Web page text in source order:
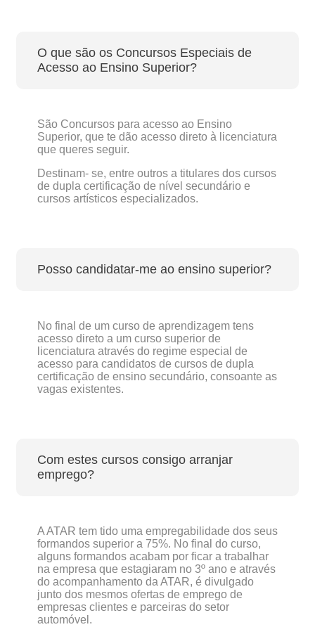
O que são os Concursos Especiais de
Acesso ao Ensino Superior?
São Concursos para acesso ao Ensino
Superior, que te dão acesso direto à licenciatura
que queres seguir.
Destinam- se, entre outros a titulares dos cursos
de dupla certificação de nível secundário e
cursos artísticos especializados.
Posso candidatar-me ao ensino superior?
No final de um curso de aprendizagem tens
acesso direto a um curso superior de
licenciatura através do regime especial de
acesso para candidatos de cursos de dupla
certificação de ensino secundário, consoante as
vagas existentes.
Com estes cursos consigo arranjar
emprego?
A ATAR tem tido uma empregabilidade dos seus
formandos superior a 75%. No final do curso,
alguns formandos acabam por ficar a trabalhar
na empresa que estagiaram no 3º ano e através
do acompanhamento da ATAR, é divulgado
junto dos mesmos ofertas de emprego de
empresas clientes e parceiras do setor
automóvel.